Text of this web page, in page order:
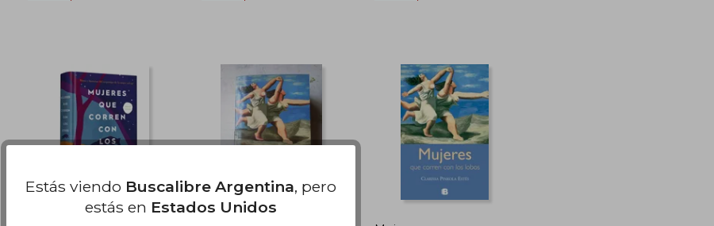
$ 58.196 $ 83.102 $ 108.866
$ 54.433
50%
dcto.
Estás viendo Buscalibre Argentina, pero
estás en Estados Unidos